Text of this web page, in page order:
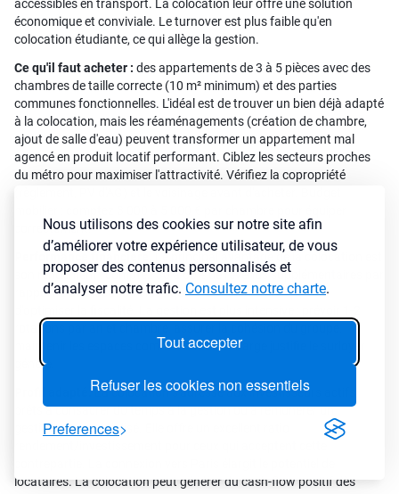
Nous utilisons des cookies sur notre site afin
d’améliorer votre expérience utilisateur, de vous
proposer des contenus personnalisés et
d’analyser notre trafic. Consultez notre charte.
Tout accepter
Refuser les cookies non essentiels
Preferences
accessibles en transport. La colocation leur offre une solution
économique et conviviale. Le turnover est plus faible qu'en
colocation étudiante, ce qui allège la gestion.
Ce qu'il faut acheter : des appartements de 3 à 5 pièces avec des
chambres de taille correcte (10 m² minimum) et des parties
communes fonctionnelles. L'idéal est de trouver un bien déjà adapté
à la colocation, mais les réaménagements (création de chambre,
ajout de salle d'eau) peuvent transformer un appartement mal
agencé en produit locatif performant. Ciblez les secteurs proches
du métro pour maximiser l'attractivité. Vérifiez la copropriété
correctement.
Le principal avantage de la colocation est
son rendement : comptez 30 à 60% de revenus supplémentaires par
rapport à une location classique. Le régime LMNP permet
rotations par an et chambre, assurer la cohésion du groupe,
maintenir les espaces communs. Cette charge justifie le surloyer
généré.
Profil adapté.La colocation s'adresse aux investisseurs actifs,
prêts à consacrer du temps à la gestion ou à rémunérer un
gestionnaire spécialisé. Elle offre un excellent ratio
locataires. La colocation peut générer du cash-flow positif dès